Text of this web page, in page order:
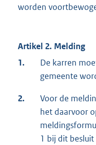
worden
Artikel 2. Melding
1.
De karren
gemeente
2.
Voor de
het daarvoor
1 bij dit